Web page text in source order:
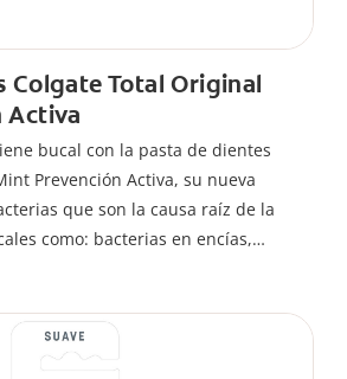
Colgate Total Original
Activa
bucal con la pasta de dientes
Prevención Activa, su nueva
que son la causa raíz de la
como: bacterias en encías,